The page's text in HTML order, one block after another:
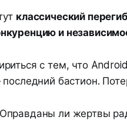
классический перегиб
и
с тем, что
бастион.
ли жертвы